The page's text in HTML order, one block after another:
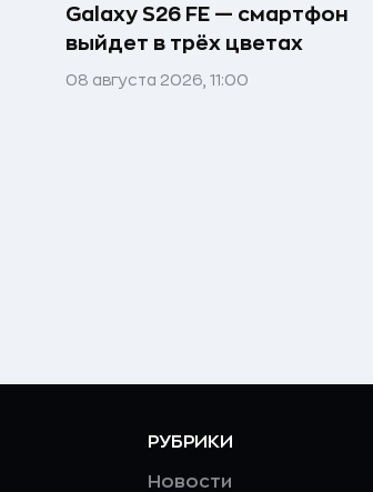
Galaxy S26 FE — смартфон
выйдет в трёх цветах
08 августа 2026, 11:00
РУБРИКИ
Новости